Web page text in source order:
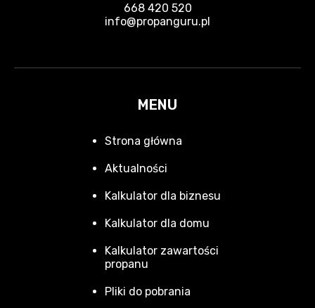
668 420 520
info@propanguru.pl
MENU
Strona główna
Aktualności
Kalkulator dla biznesu
Kalkulator dla domu
Kalkulator zawartości
propanu
Pliki do pobrania